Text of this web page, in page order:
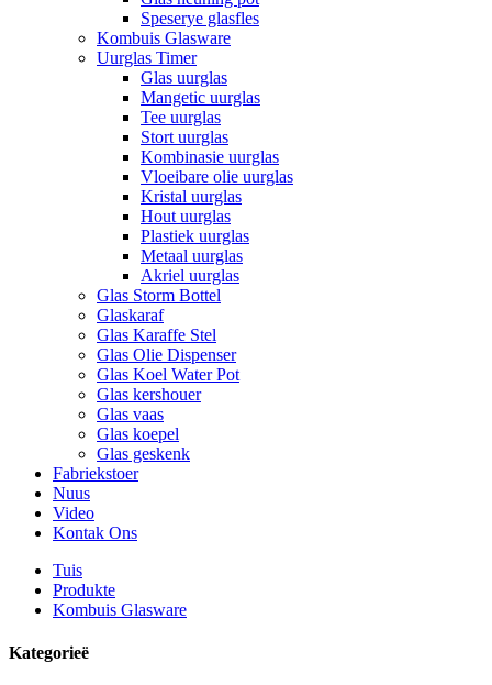
Speserye glasfles
Kombuis Glasware
Uurglas Timer
Glas uurglas
Mangetic uurglas
Tee uurglas
Stort uurglas
Kombinasie uurglas
Vloeibare olie uurglas
Kristal uurglas
Hout uurglas
Plastiek uurglas
Metaal uurglas
Akriel uurglas
Glas Storm Bottel
Glaskaraf
Glas Karaffe Stel
Glas Olie Dispenser
Glas Koel Water Pot
Glas kershouer
Glas vaas
Glas koepel
Glas geskenk
Fabriekstoer
Nuus
Video
Kontak Ons
Tuis
Produkte
Kombuis Glasware
Kategorieë